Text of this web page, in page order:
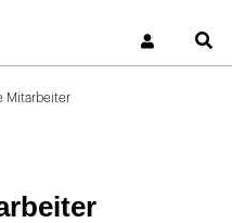
Mitarbeiter